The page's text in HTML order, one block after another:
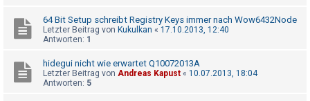
64 Bit Setup schreibt Registry Keys immer nach Wow6432Node
Letzter Beitrag von Kukulkan « 17.10.2013, 12:40
Antworten: 1
hidegui nicht wie erwartet Q10072013A
Letzter Beitrag von Andreas Kapust « 10.07.2013, 18:04
Antworten: 5